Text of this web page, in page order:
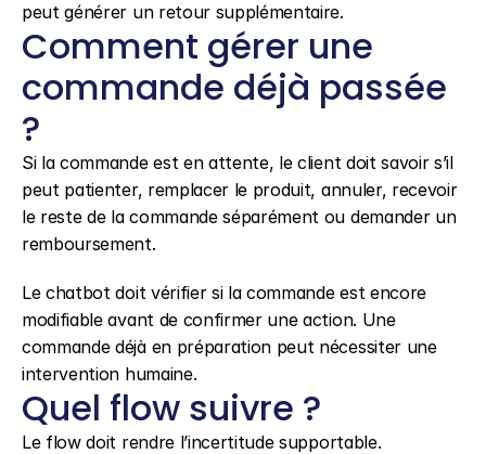
peut générer un retour supplémentaire.
Comment gérer une
commande déjà passée
?
Si la commande est en attente, le client doit savoir s’il
peut patienter, remplacer le produit, annuler, recevoir
le reste de la commande séparément ou demander un
remboursement.
Le chatbot doit vérifier si la commande est encore
modifiable avant de confirmer une action. Une
commande déjà en préparation peut nécessiter une
intervention humaine.
Quel flow suivre ?
Le flow doit rendre l’incertitude supportable.